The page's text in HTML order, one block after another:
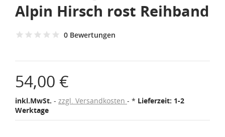
Alpin Hirsch rost Reihband
0 Bewertungen
54,00 €
inkl.MwSt. zzgl. Versandkosten * Lieferzeit: 1-2
Werktage